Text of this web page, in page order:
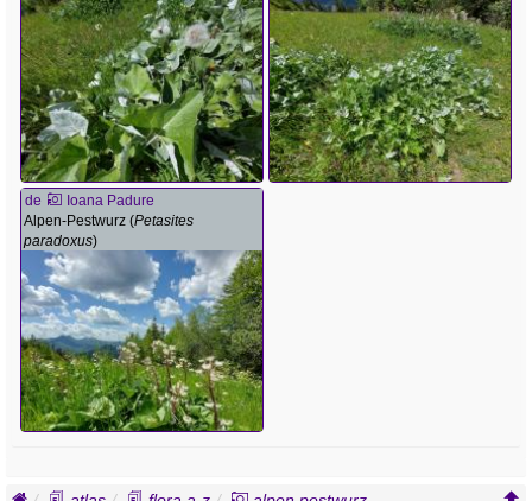
de
Ioana Padure
Alpen-Pestwurz (Petasites
paradoxus)